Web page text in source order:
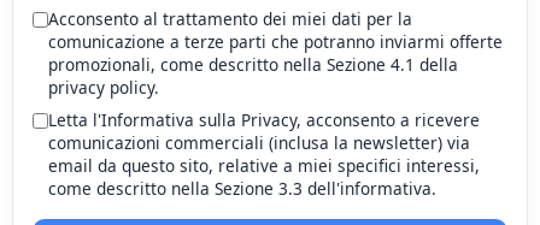
Acconsento al trattamento dei miei dati per la
comunicazione a terze parti che potranno inviarmi offerte
promozionali, come descritto nella Sezione 4.1 della
privacy policy.
Letta l'Informativa sulla Privacy, acconsento a ricevere
comunicazioni commerciali (inclusa la newsletter) via
email da questo sito, relative a miei specifici interessi,
come descritto nella Sezione 3.3 dell'informativa.